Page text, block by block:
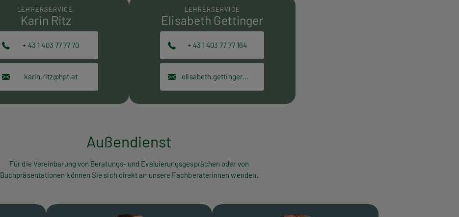
LEHRERSERVICE
Karin Ritz
+ 43 1 403 77 77 70
karin.ritz@hpt.at
LEHRERSERVICE
Elisabeth Gettinger
+ 43 1 403 77 77 164
elisabeth.gettinger@hpt.at
Außendienst
Für die Vereinbarung von Beratungs- und Evaluierungsgesprächen oder von
Buchpräsentationen können Sie sich direkt an unsere Fachberaterinnen wenden.